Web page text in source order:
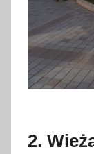
2.